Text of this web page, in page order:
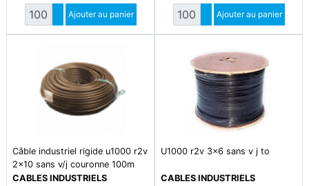
Quantité
Augmenter quantité
Diminuer quantité
Ajouter au panier Quantité
Augmenter quantité
Diminuer quantité
Ajouter au panier
Câble industriel rigide u1000 r2v
2x10 sans v/j couronne 100m
CABLES INDUSTRIELS
U1000 r2v 3x6 sans v j to
CABLES INDUSTRIELS